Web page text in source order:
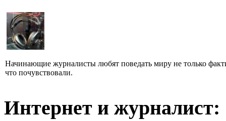
Начинающие журналисты любят поведать миру не только
что почувствовали.
Интернет и журналист: